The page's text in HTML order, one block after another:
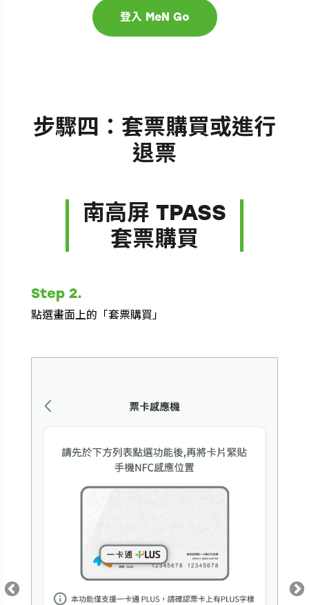
步驟四：套票購買或進行
退票
南高屏 TPASS
套票購買
Step 2.
點選畫面上的「套票購買」